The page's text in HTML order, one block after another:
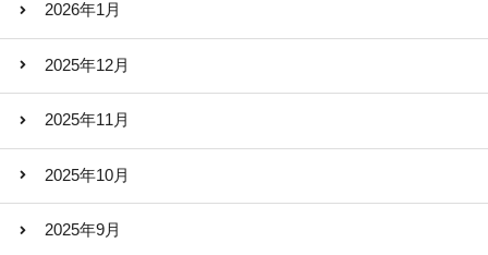
2026年1月
2025年12月
2025年11月
2025年10月
2025年9月